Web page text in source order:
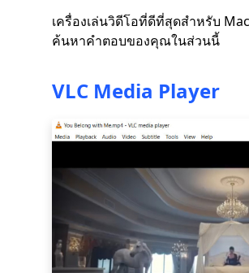
เครื่องเล่นวิดีโอที่ดีที่สุดสำหรับ
ค้นหาคำตอบของคุณในส่วนนี้
VLC Media Player